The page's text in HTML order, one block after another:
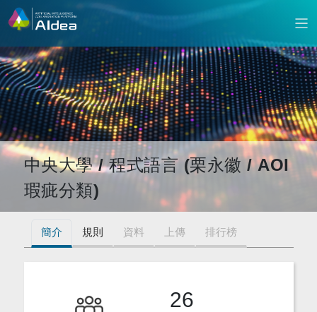
中央大學 / 程式語言 (栗永徽 / AOI
瑕疵分類)
簡介 規則 資料 上傳 排行榜
26